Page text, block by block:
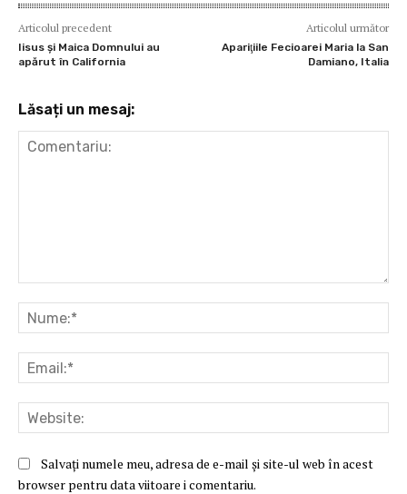
Articolul precedent
Iisus şi Maica Domnului au
apărut în California
Articolul următor
Apariţiile Fecioarei Maria la San
Damiano, Italia
Lăsați un mesaj:
Salvați numele meu, adresa de e-mail și site-ul web în acest
browser pentru data viitoare i comentariu.